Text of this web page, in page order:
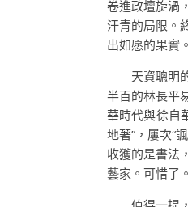
卷進政壇旋渦
汗青的局限。
出如愿的果實
天資聰明
半百的林長平
華時代與徐自
地著”，屢次“
收獲的是書法
藝家。可惜了。